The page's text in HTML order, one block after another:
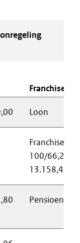
Loon
Franchise
100/66,28 x
13.158,48